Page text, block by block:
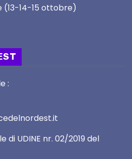
(13-14-15 ottobre)
:
di UDINE nr. 02/2019 del